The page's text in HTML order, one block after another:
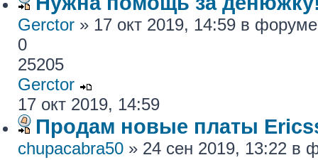
Gerctor » 17 окт 2019, 14:59 в
0
25205
Gerctor
17 окт 2019, 14:59
Продам новые платы
chupacabra50 » 24 сен 2019, 13:22 в